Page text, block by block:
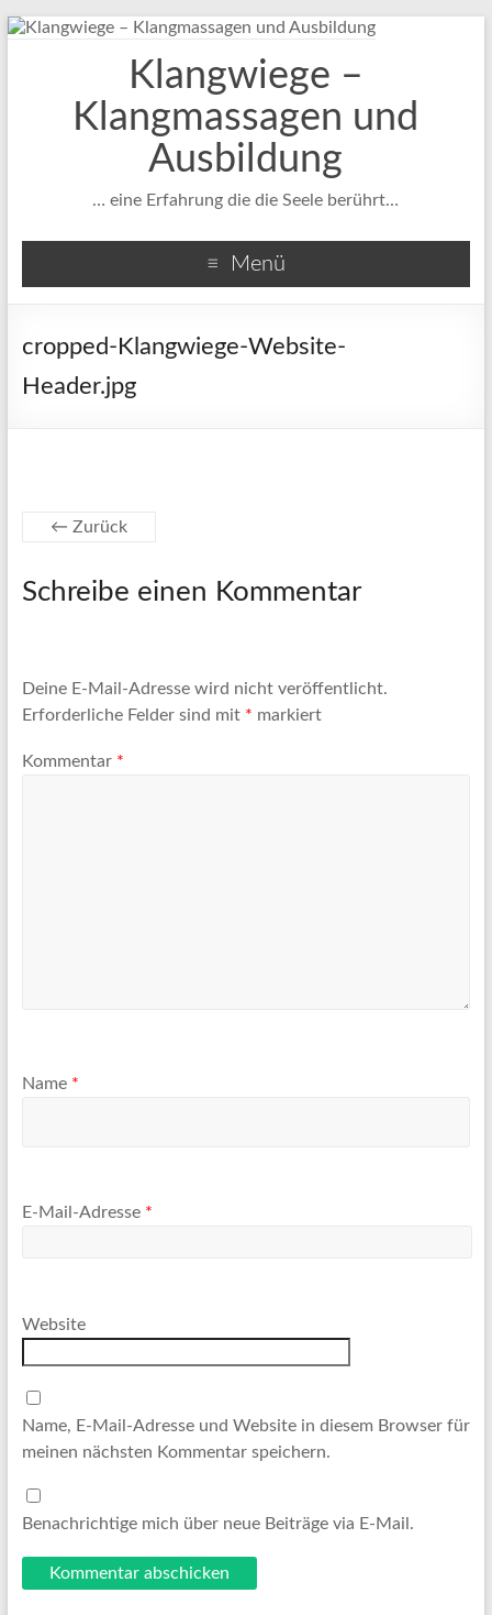
Klangwiege –
Klangmassagen und
Ausbildung
… eine Erfahrung die die Seele berührt…
Menü
cropped-Klangwiege-Website-
Header.jpg
← Zurück
Schreibe einen Kommentar
Deine E-Mail-Adresse wird nicht veröffentlicht.
Erforderliche Felder sind mit * markiert
Kommentar *
Name *
E-Mail-Adresse *
Website
Name, E-Mail-Adresse und Website in diesem Browser für
meinen nächsten Kommentar speichern.
Benachrichtige mich über neue Beiträge via E-Mail.